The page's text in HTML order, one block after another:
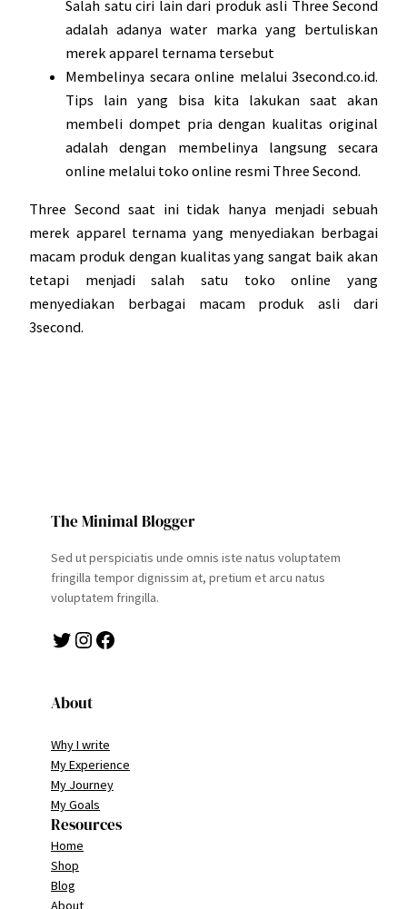
Salah satu ciri lain dari produk asli Three Second
adalah adanya water marka yang bertuliskan
merek apparel ternama tersebut
Membelinya secara online melalui 3second.co.id.
Tips lain yang bisa kita lakukan saat akan
membeli dompet pria dengan kualitas original
adalah dengan membelinya langsung secara
online melalui toko online resmi Three Second.
Three Second saat ini tidak hanya menjadi sebuah
merek apparel ternama yang menyediakan berbagai
macam produk dengan kualitas yang sangat baik akan
tetapi menjadi salah satu toko online yang
menyediakan berbagai macam produk asli dari
3second.
The Minimal Blogger
Sed ut perspiciatis unde omnis iste natus voluptatem
fringilla tempor dignissim at, pretium et arcu natus
voluptatem fringilla.
Twitter Instagram Facebook
About
Why I write
My Experience
My Journey
My Goals
Resources
Home
Shop
Blog
About